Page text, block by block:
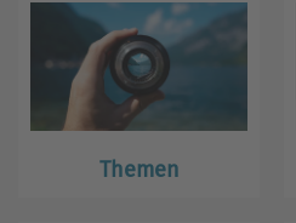
Themen